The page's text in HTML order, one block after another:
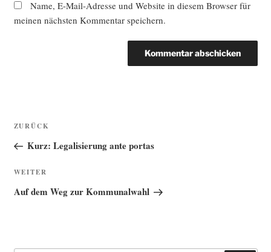
Name, E-Mail-Adresse und Website in diesem Browser für
meinen nächsten Kommentar speichern.
Beitragsnavigation
Vorheriger
Beitrag
ZURÜCK
Kurz: Legalisierung ante portas
Nächster
Beitrag
WEITER
Auf dem Weg zur Kommunalwahl